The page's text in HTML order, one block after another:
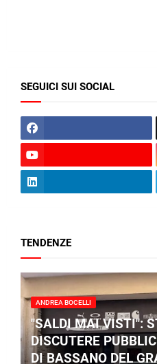
SEGUICI SUI SOCIAL
TENDENZE
ANDREA BOCELLI
"SALDI MAI VISTI":
DISCUTERE
DI BASSANO DEL